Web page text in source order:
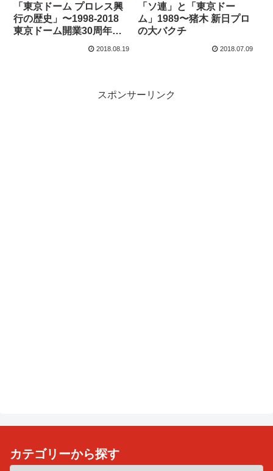
「東京ドーム プロレス興
行の歴史」〜1998-2018
東京ドーム開業30周年記
2018.08.19
「ソ連」と「東京ドー
ム」1989〜猪木 新日プロ
の大バクチ
2018.07.09
スポンサーリンク
カテゴリーから探す